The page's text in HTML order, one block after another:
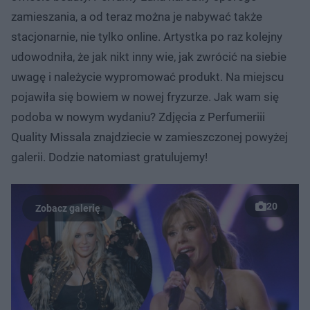
zamieszania, a od teraz można je nabywać także
stacjonarnie, nie tylko online. Artystka po raz kolejny
udowodniła, że jak nikt inny wie, jak zwrócić na siebie
uwagę i należycie wypromować produkt. Na miejscu
pojawiła się bowiem w nowej fryzurze. Jak wam się
podoba w nowym wydaniu? Zdjęcia z Perfumeriii
Quality Missala znajdziecie w zamieszczonej powyżej
galerii. Dodzie natomiast gratulujemy!
20